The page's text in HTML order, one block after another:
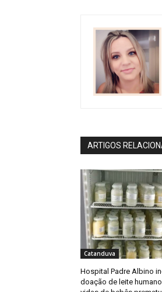
ARTIGOS
Catanduva
Hospital Padre Albino
doação de leite